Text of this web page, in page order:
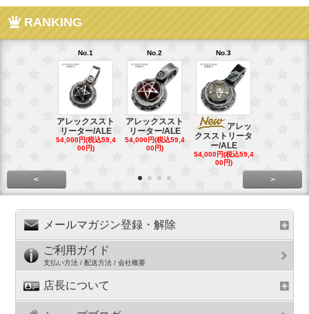
RANKING
No.1
アレックススト
リーター/ALE
54,000円(税込59,4
00円)
No.2
アレックススト
リーター/ALE
54,000円(税込59,4
00円)
No.3
アレッ
クスストリータ
ー/ALE
54,000円(税込59,4
00円)
< >
メールマガジン登録・解除
ご利用ガイド
支払い方法 / 配送方法 / 会社概要
店長について